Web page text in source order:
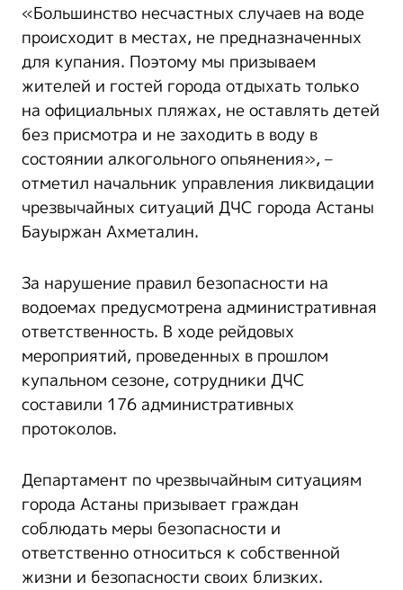
«Большинство несчастных случаев на воде
происходит в местах, не предназначенных
для купания. Поэтому мы призываем
жителей и гостей города отдыхать только
на официальных пляжах, не оставлять детей
без присмотра и не заходить в воду в
состоянии алкогольного опьянения», –
отметил начальник управления ликвидации
чрезвычайных ситуаций ДЧС города Астаны
Бауыржан Ахметалин.
За нарушение правил безопасности на
водоемах предусмотрена административная
ответственность. В ходе рейдовых
мероприятий, проведенных в прошлом
купальном сезоне, сотрудники ДЧС
составили 176 административных
протоколов.
Департамент по чрезвычайным ситуациям
города Астаны призывает граждан
соблюдать меры безопасности и
ответственно относиться к собственной
жизни и безопасности своих близких.